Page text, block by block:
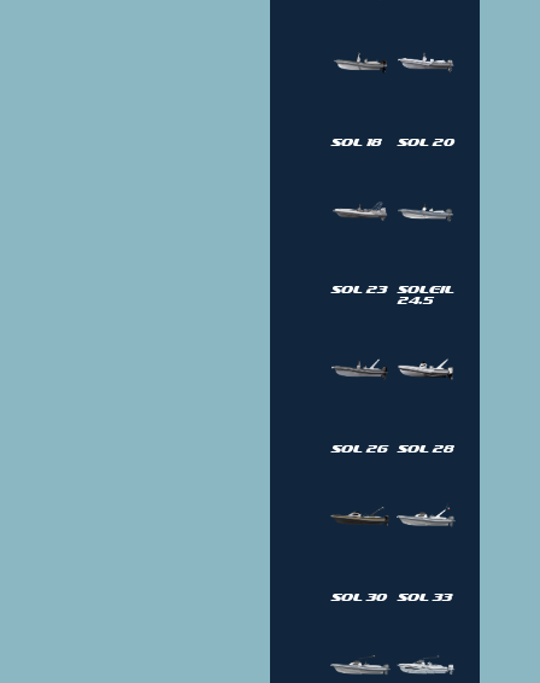
Sol 18 Sol 20
Sol 23
Soleil
24.5
Sol 26 Sol 28
Sol 30 Sol 33